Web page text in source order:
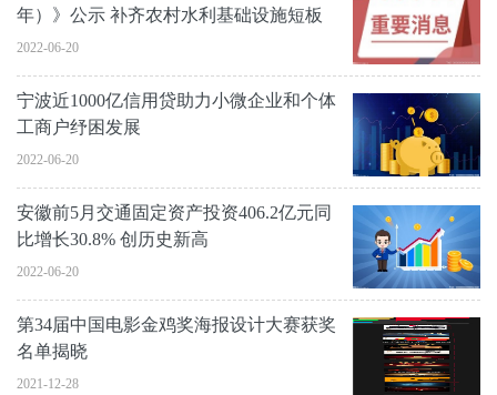
年）》公示 补齐农村水利基础设施短板
2022-06-20
宁波近1000亿信用贷助力小微企业和个体
工商户纾困发展
2022-06-20
安徽前5月交通固定资产投资406.2亿元同
比增长30.8% 创历史新高
2022-06-20
第34届中国电影金鸡奖海报设计大赛获奖
名单揭晓
2021-12-28